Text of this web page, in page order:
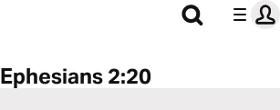
Ephesians 2:20